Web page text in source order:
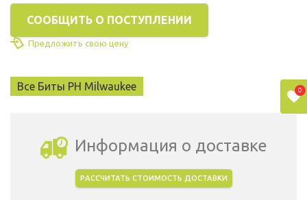
СООБЩИТЬ О ПОСТУПЛЕНИИ
Предложить свою цену
Все Биты PH Milwaukee
Информация о доставке
РАССЧИТАТЬ СТОИМОСТЬ ДОСТАВКИ
0